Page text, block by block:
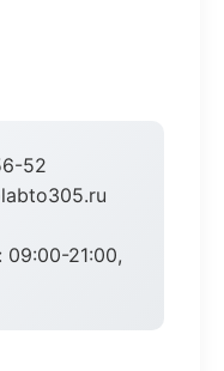
52
21:00,